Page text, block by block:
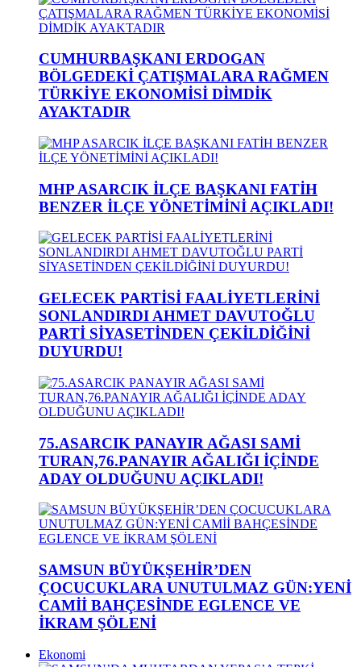
CUMHURBAŞKANI ERDOGAN
BÖLGEDEKİ ÇATIŞMALARA RAĞMEN
TÜRKİYE EKONOMİSİ DİMDİK
AYAKTADIR
MHP ASARCIK İLÇE BAŞKANI FATİH
BENZER İLÇE YÖNETİMİNİ AÇIKLADI!
GELECEK PARTİSİ FAALİYETLERİNİ
SONLANDIRDI AHMET DAVUTOĞLU
PARTİ SİYASETİNDEN ÇEKİLDİĞİNİ
DUYURDU!
75.ASARCIK PANAYIR AĞASI SAMİ
TURAN,76.PANAYIR AĞALIĞI İÇİNDE
ADAY OLDUĞUNU AÇIKLADI!
SAMSUN BÜYÜKŞEHİR’DEN
ÇOCUCUKLARA UNUTULMAZ GÜN:YENİ
CAMİİ BAHÇESİNDE EGLENCE VE
İKRAM ŞÖLENİ
Ekonomi